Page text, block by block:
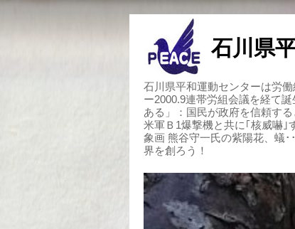
石川県
石川県平和運動センターは労
ー2000.9連帯労組会議を経て
ある」：国民が政府を信頼す
米軍Ｂ1爆撃機と共に｢核威嚇｣
象画 熊谷守一氏の紫陽花、蟻
界を創ろう！